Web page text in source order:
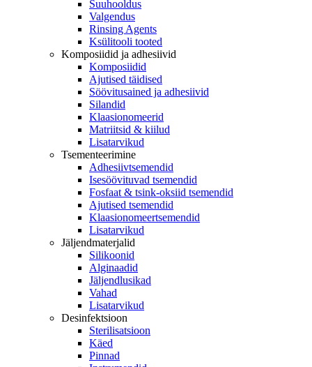
Suuhooldus
Valgendus
Rinsing Agents
Ksülitooli tooted
Komposiidid ja adhesiivid
Komposiidid
Ajutised täidised
Söövitusained ja adhesiivid
Silandid
Klaasionomeerid
Matriitsid & kiilud
Lisatarvikud
Tsementeerimine
Adhesiivtsemendid
Isesöövituvad tsemendid
Fosfaat & tsink-oksiid tsemendid
Ajutised tsemendid
Klaasionomeertsemendid
Lisatarvikud
Jäljendmaterjalid
Silikoonid
Alginaadid
Jäljendlusikad
Vahad
Lisatarvikud
Desinfektsioon
Sterilisatsioon
Käed
Pinnad